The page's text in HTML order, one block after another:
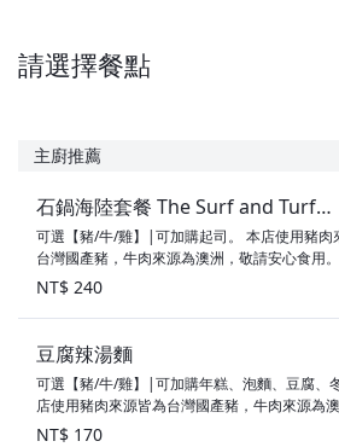
請選擇餐點
主廚推薦
石鍋海陸套餐 The Surf and Turf
Bibimbap Combo
可選【豬/牛/雞】|可加購起司。 本店使用豬肉
台灣國產豬，牛肉來源為澳洲，敬請安心食用。
NT$ 240
豆腐辣湯麵
可選【豬/牛/雞】|可加購年糕、泡麵、豆腐、
店使用豬肉來源皆為台灣國產豬，牛肉來源為
請安心食用。
NT$ 170